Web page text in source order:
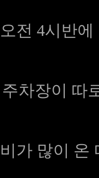
오전 4시반
주차장이 따
비가 많이 온